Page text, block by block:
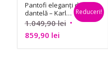
Pantofi eleganți din
dantelă – Karl
Lagerfeld
1.049,90lei Prețul
a
859,90 leiPrețul
curent
Reduceri!